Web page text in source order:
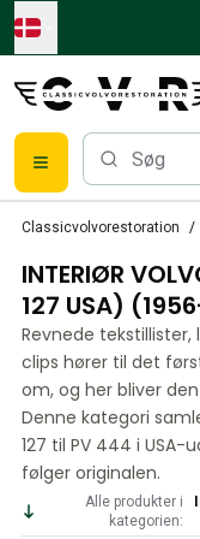
Skip to main content
Volvo PV/Duett
Volvo PV/Duett
Volvo PV/Duett
Volvo PV/Duett
Volvo PV/Duett
Volvo PV/Duett
Volvo PV/Duett
Volvo PV/Duett
Volvo PV/Duett
Volvo PV/Duett
Classicvolvorestoration
INTERIØR
127 USA)
Revnede
clips hører til det
om, og her bliver
Denne kategori
127 til PV 444 i
følger originalen.
Alle produkter i
kategorien: